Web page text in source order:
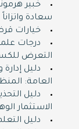
خبير
سعادة واتزاناً
خيارات
درجات
التعرض
دليل
العامة:
دليل
الاستثمار
دليل